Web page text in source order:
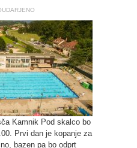
Kamnik Pod skalco bo
Prvi dan je kopanje za
bazen pa bo odprt